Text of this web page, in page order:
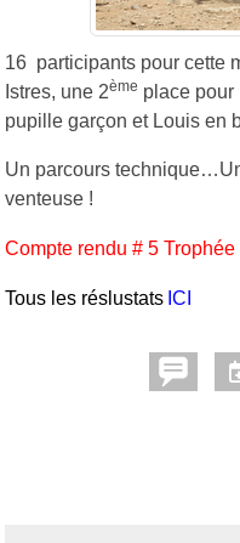
16 participants pour cette
Istres, une 2ème place pour
pupille garçon et Louis en
Un parcours
venteuse !
Compte rendu # 5
Tous les réslustats ICI